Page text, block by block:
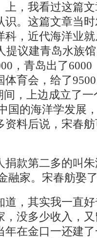
上，我看过这篇
识。这篇文章当
科，近代海洋业
提议建青岛水族
，青岛出了
育会，给了
间，上边成立了
国的海洋学发展
资料后说，宋春
款第二多的叫朱
融家。宋春舫娶
，其实我一直好
，没多少收入，
年在金口一还建